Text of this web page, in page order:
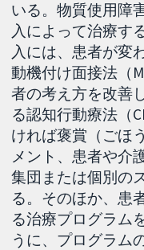
いる。物質使用障
入によって治療す
入には、患者が変
動機付け面接法（
者の考え方を改善
る認知行動療法（
ければ褒賞（ごほ
メント、患者や介
集団または個別の
る。そのほか、患
る治療プログラム
うに、プログラム